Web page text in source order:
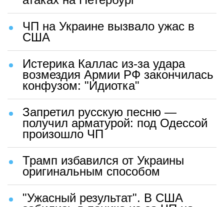
ЧП на Украине вызвало ужас в
США
Истерика Каллас из-за удара
возмездия Армии РФ закончилась
конфузом: "Идиотка"
Запретил русскую песню —
получил арматурой: под Одессой
произошло ЧП
Трамп избавился от Украины
оригинальным способом
"Ужасный результат". В США